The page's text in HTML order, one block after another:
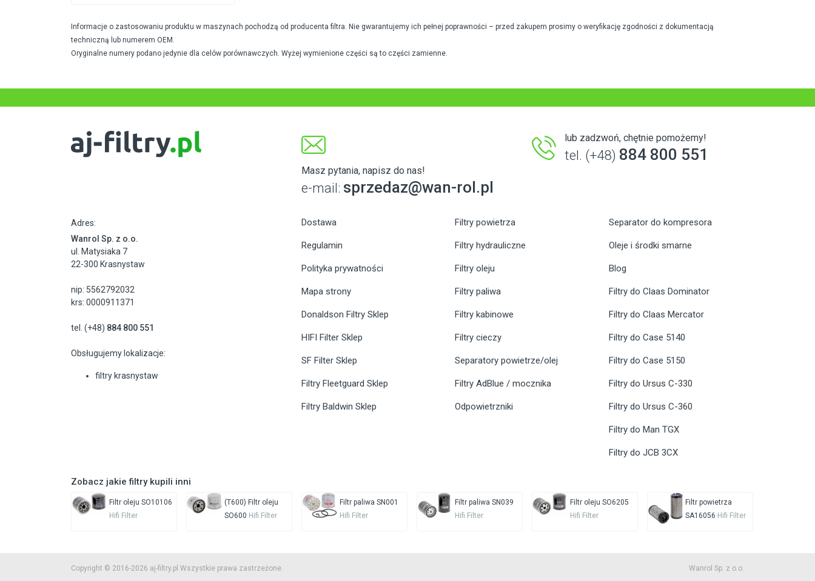
Informacje o zastosowaniu produktu w maszynach pochodzą od producenta filtra. Nie gwarantujemy ich pełnej poprawności – przed zakupem prosimy o weryfikację zgodności z dokumentacją
techniczną lub numerem OEM.
Oryginalne numery podano jedynie dla celów porównawczych. Wyżej wymienione części są to części zamienne.
Masz pytania, napisz do nas!
e-mail: sprzedaz@wan-rol.pl
lub zadzwoń, chętnie pomożemy!
tel. (+48) 884 800 551
Adres:
Wanrol Sp. z o.o.
ul. Matysiaka 7
22-300 Krasnystaw
nip: 5562792032
krs: 0000911371
tel. (+48) 884 800 551
Obsługujemy lokalizacje:
filtry krasnystaw
Dostawa
Regulamin
Polityka prywatności
Mapa strony
Donaldson Filtry Sklep
HIFI Filter Sklep
SF Filter Sklep
Filtry Fleetguard Sklep
Filtry Baldwin Sklep
Filtry powietrza
Filtry hydrauliczne
Filtry oleju
Filtry paliwa
Filtry kabinowe
Filtry cieczy
Separatory powietrze/olej
Filtry AdBlue / mocznika
Odpowietrzniki
Separator do kompresora
Oleje i środki smarne
Blog
Filtry do Claas Dominator
Filtry do Claas Mercator
Filtry do Case 5140
Filtry do Case 5150
Filtry do Ursus C-330
Filtry do Ursus C-360
Filtry do Man TGX
Filtry do JCB 3CX
Zobacz jakie filtry kupili inni
Filtr oleju SO10106
Hifi Filter
(T600) Filtr oleju
SO600 Hifi Filter
Filtr paliwa SN001
Hifi Filter
Filtr paliwa SN039
Hifi Filter
Filtr oleju SO6205
Hifi Filter
Filtr powietrza
SA16056 Hifi Filter
Copyright © 2016-2026 aj-filtry.pl Wszystkie prawa zastrzeżone. Wanrol Sp. z o.o.